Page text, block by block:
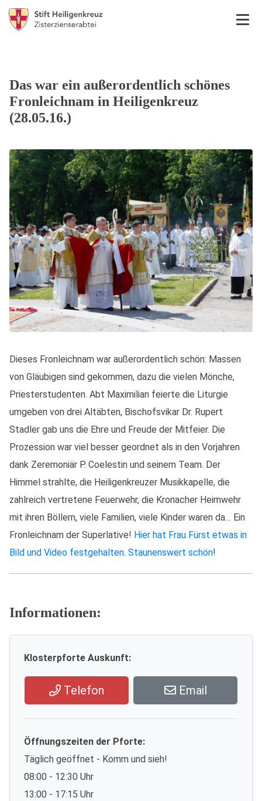
Das war ein außerordentlich schönes
Fronleichnam in Heiligenkreuz
(28.05.16.)
Dieses Fronleichnam war außerordentlich schön: Massen
von Gläubigen sind gekommen, dazu die vielen Mönche,
Priesterstudenten. Abt Maximilian feierte die Liturgie
umgeben von drei Altäbten, Bischofsvikar Dr. Rupert
Stadler gab uns die Ehre und Freude der Mitfeier. Die
Prozession war viel besser geordnet als in den Vorjahren
dank Zeremoniär P. Coelestin und seinem Team. Der
Himmel strahlte, die Heiligenkreuzer Musikkapelle, die
zahlreich vertretene Feuerwehr, die Kronacher Heimwehr
mit ihren Böllern, viele Familien, viele Kinder waren da… Ein
Fronleichnam der Superlative! Hier hat Frau Fürst etwas in
Bild und Video festgehalten. Staunenswert schön!
Informationen:
Klosterpforte Auskunft:
Telefon Email
Öffnungszeiten der Pforte:
Täglich geöffnet - Komm und sieh!
08:00 - 12:30 Uhr
13:00 - 17:15 Uhr